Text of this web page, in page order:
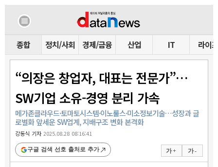
종합 정치/사회 경제/금융 산업 IT 라이프
“의장은 창업자, 대표는 전문가”…
SW기업 소유-경영 분리 가속
메가존클라우드·토마토시스템·이노룰스·미소정보기술…성장과 글
로벌화 앞세운 SW업계, 지배구조 변화 본격화
강동식 기자2025.08.28 08:16:41
가 + 가 -
구글 검색 선호 출처로 추가